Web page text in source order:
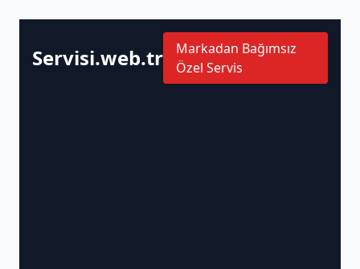
Servisi.web.tr
Markadan Bağımsız
Özel Servis